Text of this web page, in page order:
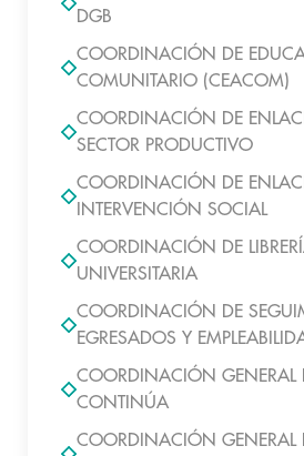
DGB
COORDINACIÓN DE
COMUNITARIO (CEACOM)
COORDINACIÓN DE
SECTOR PRODUCTIVO
COORDINACIÓN DE
INTERVENCIÓN SOCIAL
COORDINACIÓN DE
UNIVERSITARIA
COORDINACIÓN DE
EGRESADOS Y
COORDINACIÓN GENERAL
CONTINÚA
COORDINACIÓN GENERAL